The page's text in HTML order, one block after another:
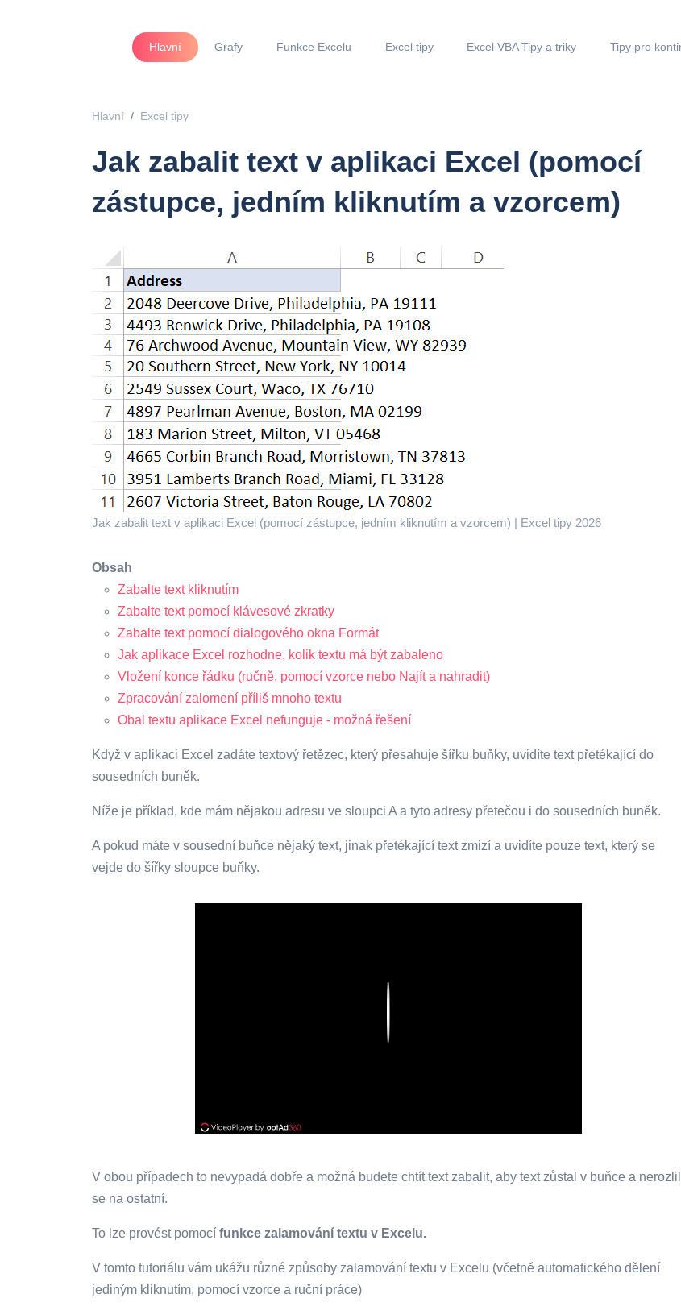
Hlavní Grafy Funkce Excelu Excel tipy Excel VBA Tipy a triky Tipy pro
Hlavní Excel tipy
Jak zabalit text v aplikaci Excel (pomocí
zástupce, jedním kliknutím a vzorcem)
Jak zabalit text v aplikaci Excel (pomocí zástupce, jedním kliknutím a vzorcem) | Excel tipy 2026
Obsah
Zabalte text kliknutím
Zabalte text pomocí klávesové zkratky
Zabalte text pomocí dialogového okna Formát
Jak aplikace Excel rozhodne, kolik textu má být zabaleno
Vložení konce řádku (ručně, pomocí vzorce nebo Najít a nahradit)
Zpracování zalomení příliš mnoho textu
Obal textu aplikace Excel nefunguje - možná řešení
Když v aplikaci Excel zadáte textový řetězec, který přesahuje šířku buňky, uvidíte text přetékající do
sousedních buněk.
Níže je příklad, kde mám nějakou adresu ve sloupci A a tyto adresy přetečou i do sousedních buněk.
A pokud máte v sousední buňce nějaký text, jinak přetékající text zmizí a uvidíte pouze text, který se
vejde do šířky sloupce buňky.
V obou případech to nevypadá dobře a možná budete chtít text zabalit, aby text zůstal v buňce a nerozlil
se na ostatní.
To lze provést pomocí funkce zalamování textu v Excelu.
V tomto tutoriálu vám ukážu různé způsoby zalamování textu v Excelu (včetně automatického dělení
jediným kliknutím, pomocí vzorce a ruční práce)